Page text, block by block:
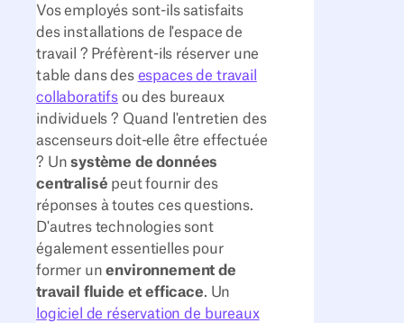
Vos employés sont-ils satisfaits
des installations de l'espace de
travail ? Préfèrent-ils réserver une
table dans des espaces de travail
collaboratifsou des bureaux
individuels ? Quand l'entretien des
ascenseurs doit-elle être effectuée
? Unsystème de données
centralisé peut fournir des
réponses à toutes ces questions.
D'autres technologies sont
également essentielles pour
former unenvironnement de
travail fluide et efficace. Un
logiciel de réservation de bureaux